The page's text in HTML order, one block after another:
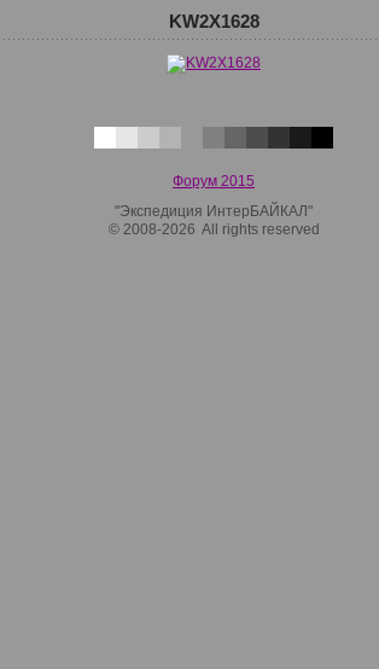
KW2X1628
Форум 2015
"Экспедиция ИнтерБАЙКАЛ"
© 2008-2026 All rights reserved